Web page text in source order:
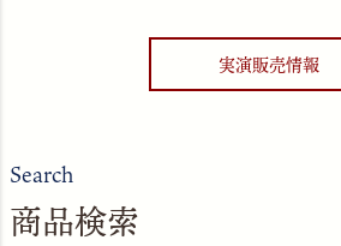
実演販売情報
Search
商品検索